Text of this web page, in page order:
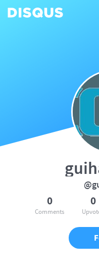
0
Comments
0